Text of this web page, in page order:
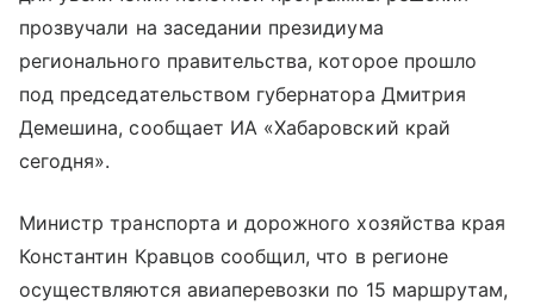
прозвучали на заседании президиума
регионального правительства, которое прошло
под председательством губернатора Дмитрия
Демешина, сообщает ИА «Хабаровский край
сегодня».
Министр транспорта и дорожного хозяйства края
Константин Кравцов сообщил, что в регионе
осуществляются авиаперевозки по 15 маршрутам,